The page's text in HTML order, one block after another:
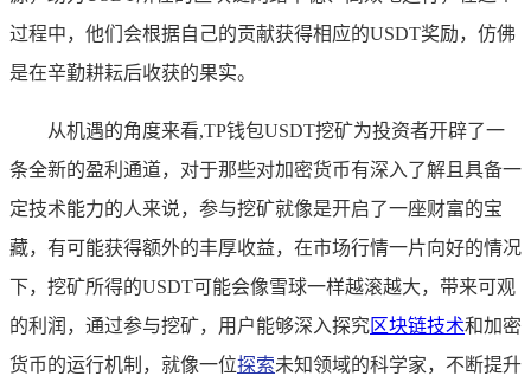
过程中，他们会根据自己的贡献获得相应的USDT奖励，仿佛
是在辛勤耕耘后收获的果实。
从机遇的角度来看,TP钱包USDT挖矿为投资者开辟了一
条全新的盈利通道，对于那些对加密货币有深入了解且具备一
定技术能力的人来说，参与挖矿就像是开启了一座财富的宝
藏，有可能获得额外的丰厚收益，在市场行情一片向好的情况
下，挖矿所得的USDT可能会像雪球一样越滚越大，带来可观
的利润，通过参与挖矿，用户能够深入探究区块链技术和加密
货币的运行机制，就像一位探索未知领域的科学家，不断提升